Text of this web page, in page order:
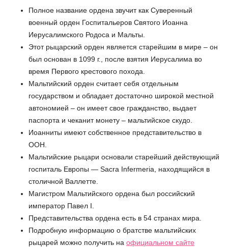
Полное название ордена звучит как Суверенный
военный орден Госпитальеров Святого Иоанна
Иерусалимского Родоса и Мальты.
Этот рыцарский орден является старейшим в мире – он
был основан в 1099 г., после взятия Иерусалима во
время Первого крестового похода.
Мальтийский орден считает себя отдельным
государством и обладает достаточно широкой местной
автономией – он имеет свое гражданство, выдает
паспорта и чеканит монету – мальтийское скудо.
Иоанниты имеют собственное представительство в
ООН.
Мальтийские рыцари основали старейший действующий
госпиталь Европы — Sacra Infermeria, находящийся в
столичной Валлетте.
Магистром Мальтийского ордена был российский
император Павел I.
Представительства ордена есть в 54 странах мира.
Подробную информацию о братстве мальтийских
рыцарей можно получить на официальном сайте